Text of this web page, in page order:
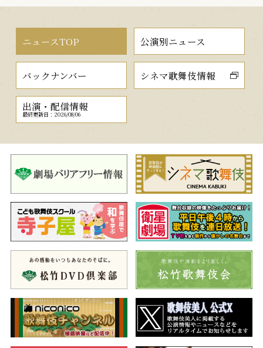
ニュースTOP 公演別ニュース
バックナンバー シネマ歌舞伎情報
出演・配信情報
最終更新日：2026/08/06